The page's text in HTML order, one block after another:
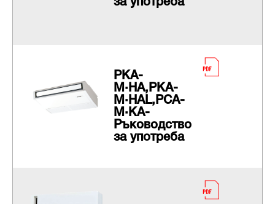
за употреба
PKA-
M·HA,PKA-
M·HAL,PCA-
M·KA-
Ръководство
за употреба